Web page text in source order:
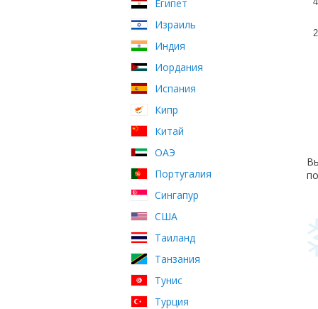
Египет
Израиль
Индия
Иордания
Испания
Кипр
Китай
ОАЭ
Португалия
Сингапур
США
Таиланд
Танзания
Тунис
Турция